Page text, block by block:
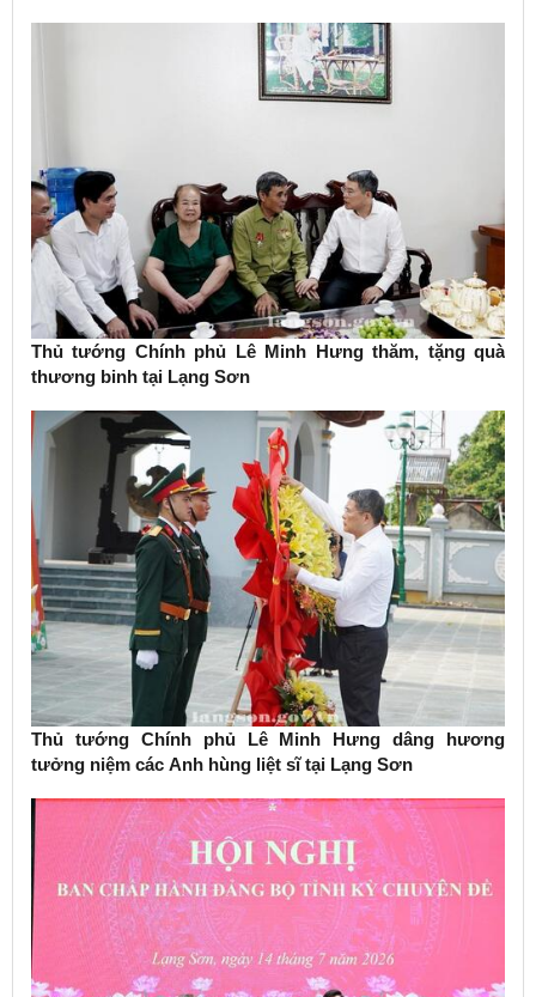
Thủ tướng Chính phủ Lê Minh Hưng thăm, tặng quà
thương binh tại Lạng Sơn
Thủ tướng Chính phủ Lê Minh Hưng dâng hương
tưởng niệm các Anh hùng liệt sĩ tại Lạng Sơn